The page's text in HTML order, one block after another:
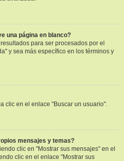
una página en blanco?
para ser procesados por el
y sea más específico en los términos y
clic en el enlace "Buscar un usuario".
mensajes y temas?
clic en "Mostrar sus mensajes" en el
clic en el enlace "Mostrar sus